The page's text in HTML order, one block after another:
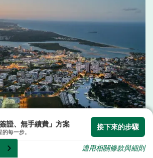
普頓豐富的移民傳統
證、無手續費」方案
每一步。
接下來的步驟
適用相關條款與細則